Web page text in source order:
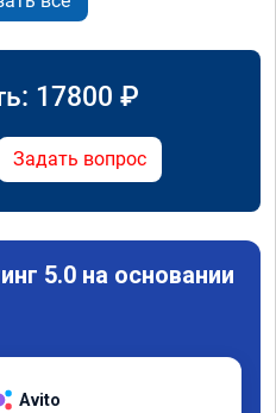
17800 ₽
Задать вопрос
5.0 на основании
Avito